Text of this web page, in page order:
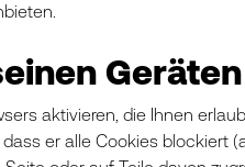
aktivieren, die Ihnen
er alle Cookies blockiert